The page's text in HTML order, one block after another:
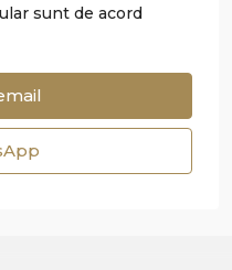
sunt de acord